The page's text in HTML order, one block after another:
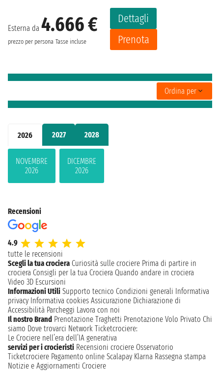
2026 2027 2028
NOVEMBRE
2026
DICEMBRE
2026
Esterna da 4.666 €
prezzo per persona Tasse incluse
Dettagli
Prenota
Ordina per
Recensioni
4.9
tutte le recensioni
Scegli la tua crociera Curiosità sulle crociere Prima di partire in
crociera Consigli per la tua Crociera Quando andare in crociera
Video 3D Escursioni
Informazioni Utili Supporto tecnico Condizioni generali Informativa
privacy Informativa cookies Assicurazione Dichiarazione di
Accessibilità Parcheggi Lavora con noi
Il nostro Brand Prenotazione Traghetti Prenotazione Volo Privato Chi
siamo Dove trovarci Network Ticketcrociere:
Le Crociere nell’era dell’IA generativa
servizi per i crocieristi Recensioni crociere Osservatorio
Ticketcrociere Pagamento online Scalapay Klarna Rassegna stampa
Notizie e Aggiornamenti Crociere